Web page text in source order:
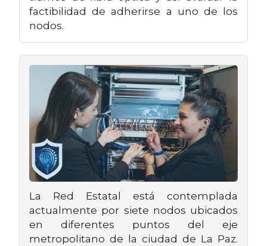
factibilidad de adherirse a uno de los
nodos.
La Red Estatal está contemplada
actualmente por siete nodos ubicados
en diferentes puntos del eje
metropolitano de la ciudad de La Paz.